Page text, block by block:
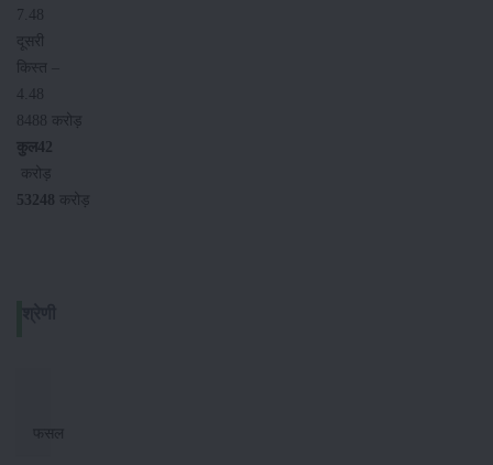
7.48
दूसरी
किस्‍त –
4.48
8488 करोड़
कुल42
करोड़
53248 करोड़
फसल